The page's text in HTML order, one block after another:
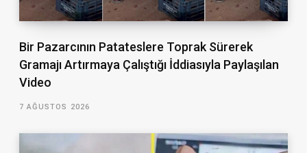
Bir Pazarcının Patateslere Toprak Sürerek
Gramajı Artırmaya Çalıştığı İddiasıyla Paylaşılan
Video
7 AĞUSTOS 2026